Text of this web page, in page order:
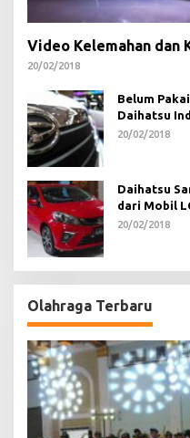
Video Kelemahan dan
20/02/2018
Belum
Daihatsu
20/02/2018
Daihatsu
dari Mobil
20/02/2018
Olahraga Terbaru